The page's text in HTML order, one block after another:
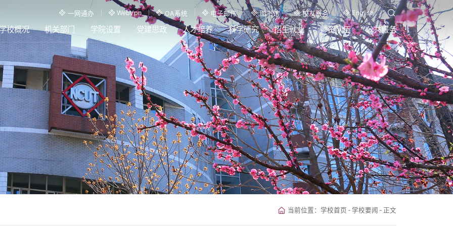
一网通办 WebVpn OA系统 电子邮件 图书馆 校友服务 English
校概况 机关部门 学院设置 党建思政 人才培养 科学研究 招生就业 师资队伍 公共服务
当前位置： 学校首页 - 学校要闻 - 正文